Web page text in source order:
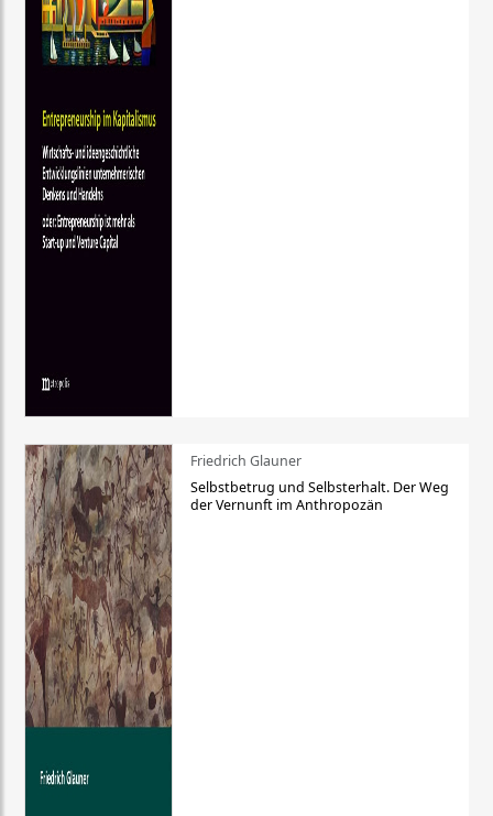
Friedrich Glauner
Selbstbetrug und Selbsterhalt. Der Weg
der Vernunft im Anthropozän